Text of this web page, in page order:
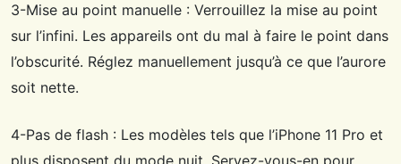
3-Mise au point manuelle : Verrouillez la mise au point
sur l’infini. Les appareils ont du mal à faire le point dans
l’obscurité. Réglez manuellement jusqu’à ce que l’aurore
soit nette.
4-Pas de flash : Les modèles tels que l’iPhone 11 Pro et